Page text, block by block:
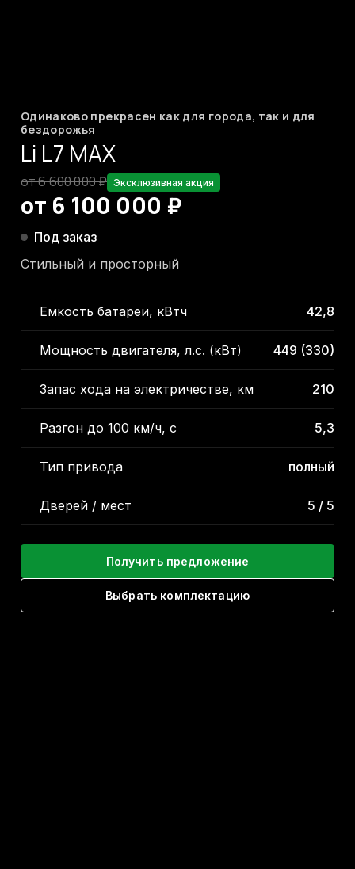
Одинаково прекрасен как для города, так и для
бездорожья
Li L7 MAX
от 6 100 000 ₽
от 6 600 000 ₽ Эксклюзивная акция
Под заказ
Стильный и просторный
Емкость батареи, кВтч 42,8
Мощность двигателя, л.с. (кВт) 449 (330)
Запас хода на электричестве, км 210
Разгон до 100 км/ч, с 5,3
Тип привода полный
Дверей / мест 5 / 5
Получить предложение
Выбрать комплектацию